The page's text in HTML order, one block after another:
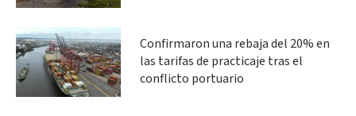
Confirmaron una rebaja del 20% en
las tarifas de practicaje tras el
conflicto portuario